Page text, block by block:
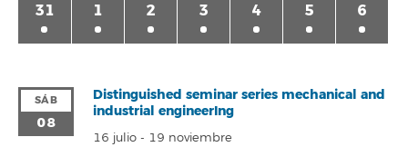
31 1 2 3 4 5 6
SÁB
08
Distinguished seminar series mechanical and
industrial engineerIng
16 julio- 19 noviembre